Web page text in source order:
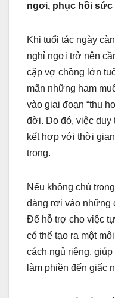
ngơi, phục hồi sức
Khi tuổi tác ngày
nghỉ ngơi trở nên
cặp vợ chồng lớn
mãn những ham
vào giai đoạn “thu
đời. Do đó, việc duy
kết hợp với thời
trọng.
Nếu không chú
dàng rơi vào những
Để hỗ trợ cho việc
có thể tạo ra một
cách ngủ riêng,
làm phiền đến giấc